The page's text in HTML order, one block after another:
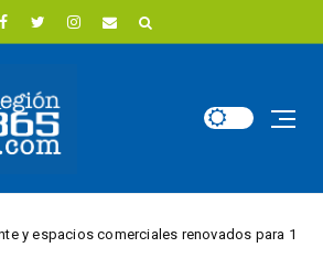
comerciales renovados para 18